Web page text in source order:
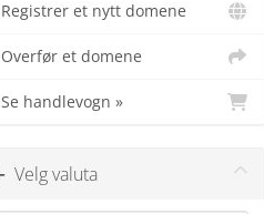
Registrer et nytt domene
Overfør et domene
Se handlevogn »
Velg valuta